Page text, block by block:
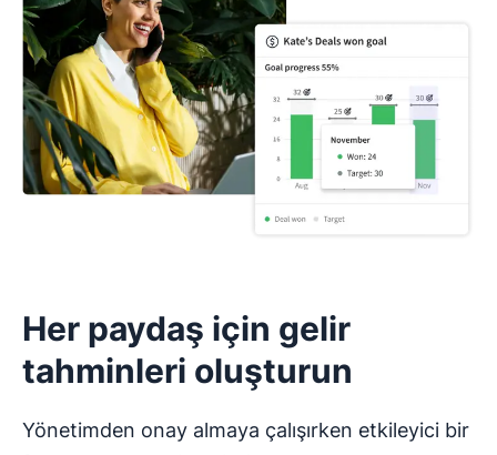
Her paydaş için gelir
tahminleri oluşturun
Yönetimden onay almaya çalışırken etkileyici bir